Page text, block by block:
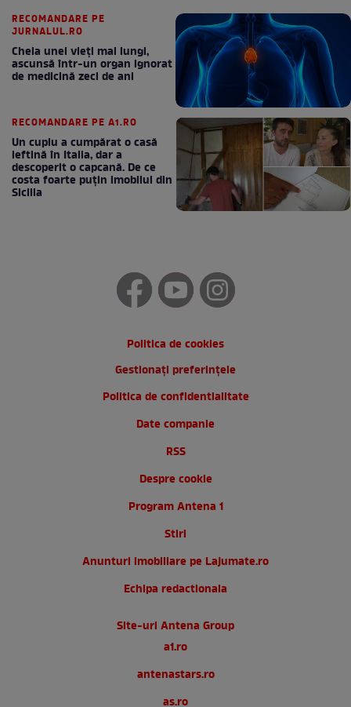
RECOMANDARE PE
JURNALUL.RO
Cheia unei vieți mai lungi,
ascunsă într-un organ ignorat
de medicină zeci de ani
RECOMANDARE PE A1.RO
Un cuplu a cumpărat o casă
ieftină în Italia, dar a
descoperit o capcană. De ce
costa foarte puțin imobilul din
Sicilia
Politica de cookies
Gestionați preferințele
Politica de confidentialitate
Date companie
RSS
Despre cookie
Program Antena 1
Stiri
Anunturi imobiliare pe Lajumate.ro
Echipa redactionala
Site-uri Antena Group
a1.ro
antenastars.ro
as.ro